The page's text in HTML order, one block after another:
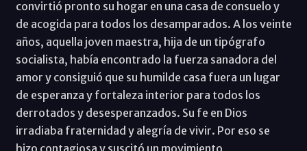
convirtió pronto su hogar en una casa de consuelo y
de acogida para todos los desamparados. A los veinte
años, aquella joven maestra, hija de un tipógrafo
socialista, había encontrado la fuerza sanadora del
amor y consiguió que su humilde casa fuera un lugar
de esperanza y fortaleza interior para todos los
derrotados y desesperanzados. Su fe en Dios
irradiaba fraternidad y alegría de vivir. Por eso se
hizo contagiosa y suscitó un movimiento